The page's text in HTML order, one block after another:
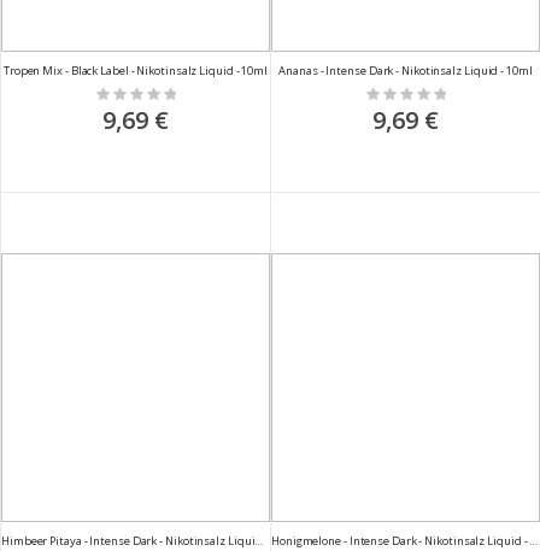
Tropen Mix - Black Label - Nikotinsalz Liquid - 10ml
Rating:
9,69 €
Ananas - Intense Dark - Nikotinsalz Liquid - 10ml
Rating:
9,69 €